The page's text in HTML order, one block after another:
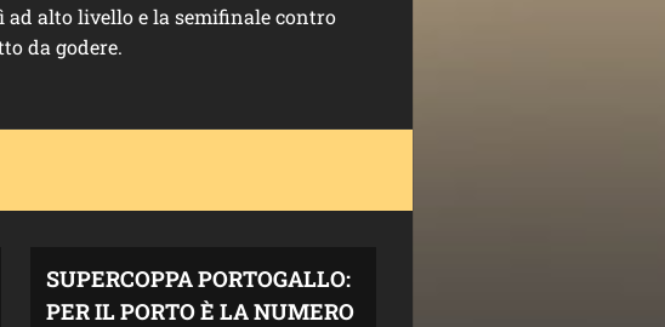
ad alto livello e la semifinale contro
da godere.
SUPERCOPPA PORTOGALLO:
PER IL PORTO È LA NUMERO